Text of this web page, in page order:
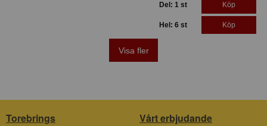
Del: 1 st Köp
Hel: 6 st Köp
Visa fler
Torebrings Vårt erbjudande